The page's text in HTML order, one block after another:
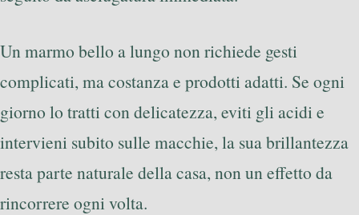
Un marmo bello a lungo non richiede gesti
complicati, ma costanza e prodotti adatti. Se ogni
giorno lo tratti con delicatezza, eviti gli acidi e
intervieni subito sulle macchie, la sua brillantezza
resta parte naturale della casa, non un effetto da
rincorrere ogni volta.